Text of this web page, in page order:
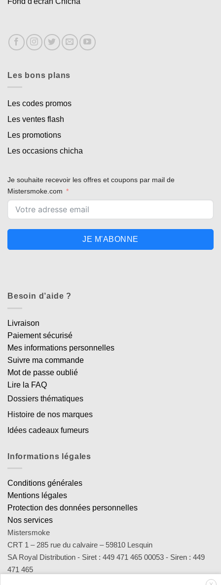
Les bons plans
Les codes promos
Les ventes flash
Les promotions
Les occasions chicha
Je souhaite recevoir les offres et coupons par mail de
Mistersmoke.com
JE M'ABONNE
Besoin d’aide ?
Livraison
Paiement sécurisé
Mes informations personnelles
Suivre ma commande
Mot de passe oublié
Lire la FAQ
Dossiers thématiques
Histoire de nos marques
Idées cadeaux fumeurs
Informations légales
Conditions générales
Mentions légales
Protection des données personnelles
Nos services
Mistersmoke
CRT 1 – 285 rue du calvaire – 59810 Lesquin
SA Royal Distribution - Siret : 449 471 465 00053 - Siren : 449
471 465
Appliquer les filtres